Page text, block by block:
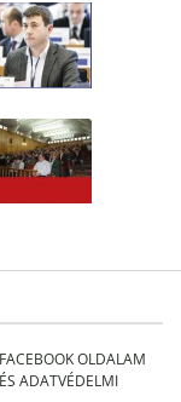
FACEBOOK OLDALAM
ADATVÉDELMI